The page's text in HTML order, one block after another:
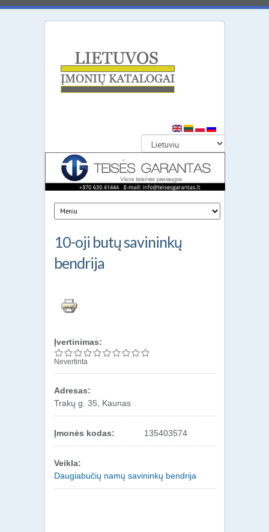
Lietuvos
įmonių
katalogai
10-oji butų savininkų
bendrija
Įvertinimas:
Nevertinta
Adresas:
Trakų g. 35, Kaunas
Įmonės kodas: 135403574
Veikla:
Daugiabučių namų savininkų bendrija